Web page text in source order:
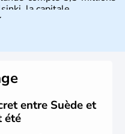
la capitale.
entre Suède et
été